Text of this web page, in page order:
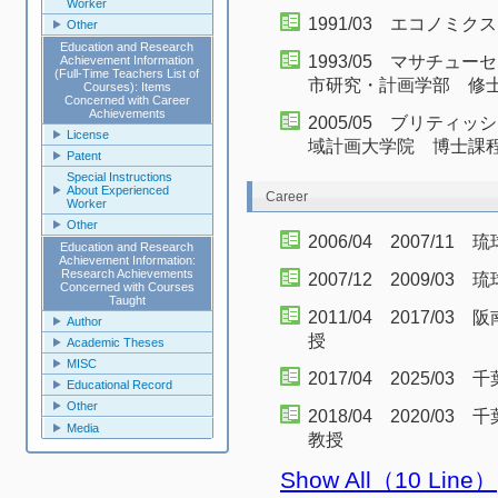
Worker
Other
Education and Research
Achievement Information
(Full-Time Teachers List of
Courses): Items
Concerned with Career
Achievements
License
Patent
Special Instructions
About Experienced
Worker
Other
Education and Research
Achievement Information:
Research Achievements
Concerned with Courses
Taught
Author
Academic Theses
MISC
Educational Record
Other
Media
1991/03 エコノミクス
1993/05 マサチュー
市研究・計画学部 修
2005/05 ブリティッシ
域計画大学院 博士課
Career
2006/04 2007/11 琉
2007/12 2009/03 琉
2011/04 2017/03 阪
授
2017/04 2025/03 千
2018/04 2020/03 千
教授
Show All（10 Line）